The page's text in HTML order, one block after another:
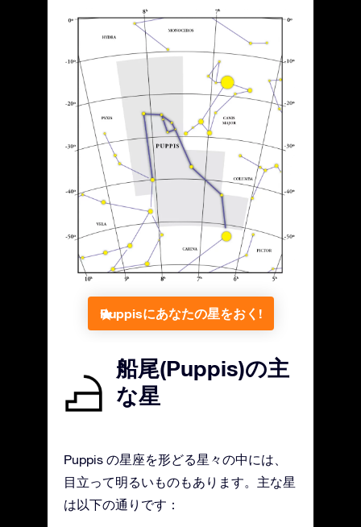
Puppisにあなたの星をおく!
船尾(Puppis)の主
な星
Puppis の星座を形どる星々の中には、
目立って明るいものもあります。主な星
は以下の通りです：